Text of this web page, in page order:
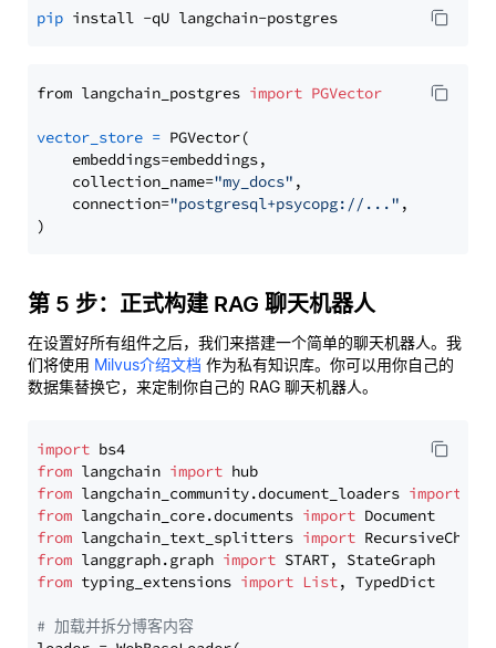
pip
from langchain_postgres import PGVector
vector_store = PGVector(
    embeddings=embeddings,
    collection_name=
"my_docs" ,
    connection=
"postgresql+psycopg://..." ,
第 5 步：正式构建 RAG 聊天机器人
在设置好所有组件之后，我们来搭建一个简单的聊天机器人。我
们将使用 Milvus介绍文档 作为私有知识库。你可以用你自己的
数据集替换它，来定制你自己的 RAG 聊天机器人。
import
from langchain import
from langchain_community.document_loaders import
from langchain_core.documents import
from langchain_text_splitters import
from langgraph.graph import
from typing_extensions import List, TypedDict
# 加载并拆分博客内容